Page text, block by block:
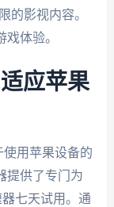
的影视内容。
体验。
应苹果
使用苹果设备的
提供了专门为
七天试用。通